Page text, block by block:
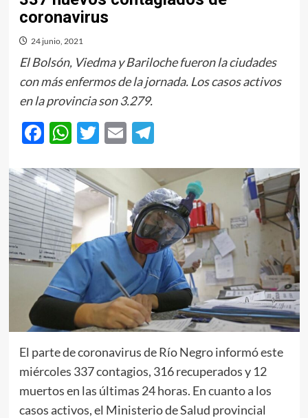
coronavirus
24 junio, 2021
El Bolsón, Viedma y Bariloche fueron la ciudades
con más enfermos de la jornada. Los casos activos
en la provincia son 3.279.
Facebook
WhatsApp
Twitter
EmailTelegram
El parte de coronavirus de Río Negro informó este
miércoles 337 contagios, 316 recuperados y 12
muertos en las últimas 24 horas. En cuanto a los
casos activos, el Ministerio de Salud provincial